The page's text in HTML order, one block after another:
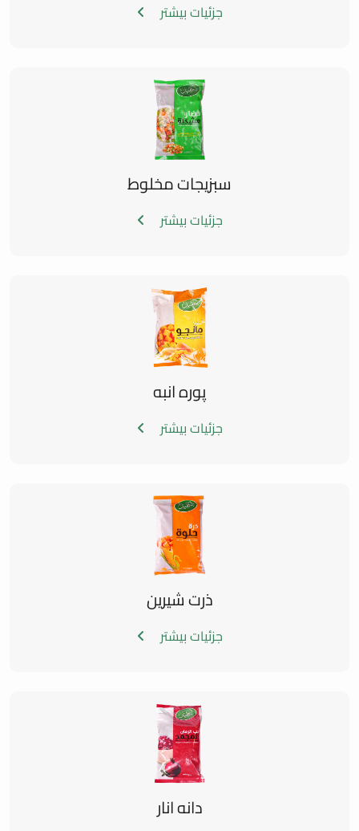
جزئیات بیشتر
سبزیجات مخلوط
جزئیات بیشتر
پوره انبه
جزئیات بیشتر
ذرت شیرین
جزئیات بیشتر
دانه انار